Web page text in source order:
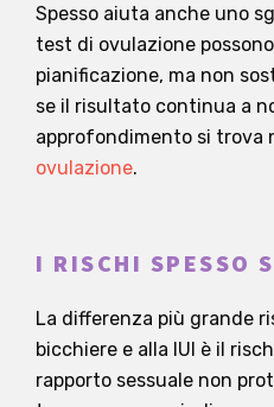
Spesso aiuta anche uno
test di ovulazione
pianificazione, ma non
se il risultato continua a
approfondimento si trova
ovulazione.
I RISCHI SPESSO
La differenza più grande
bicchiere e alla IUI è il
rapporto sessuale non